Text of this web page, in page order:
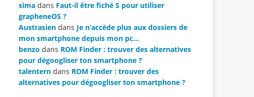
sima dans Faut-il être fiché S pour utiliser
grapheneOS ?
Austrasien dans Je n’accède plus aux dossiers de
mon smartphone depuis mon pc…
benzo dans ROM Finder : trouver des alternatives
pour dégoogliser ton smartphone ?
talentern dans ROM Finder : trouver des
alternatives pour dégoogliser ton smartphone ?